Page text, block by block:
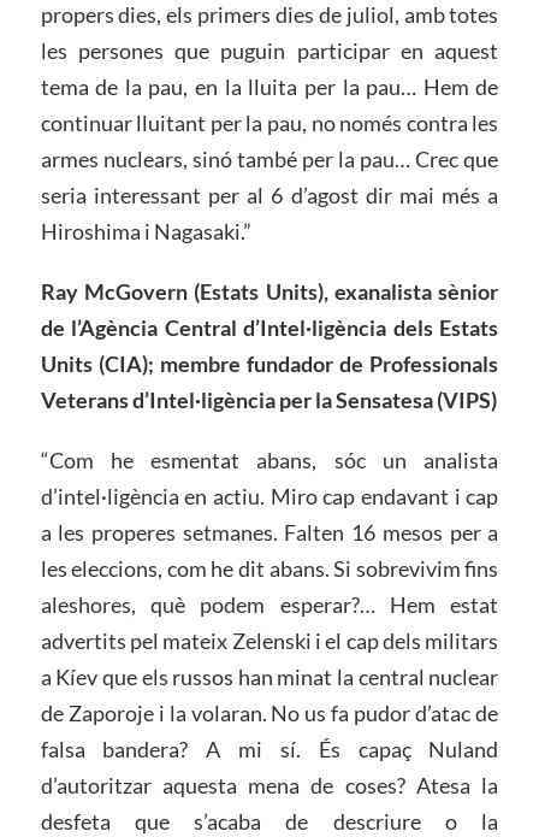
propers dies, els primers dies de juliol, amb totes
les persones que puguin participar en aquest
tema de la pau, en la lluita per la pau… Hem de
continuar lluitant per la pau, no només contra les
armes nuclears, sinó també per la pau… Crec que
seria interessant per al 6 d’agost dir mai més a
Hiroshima i Nagasaki.”
Ray McGovern (Estats Units), exanalista sènior
de l’Agència Central d’Intel·ligència dels Estats
Units (CIA); membre fundador de Professionals
Veterans d’Intel·ligència per la Sensatesa (VIPS)
“Com he esmentat abans, sóc un analista
d’intel·ligència en actiu. Miro cap endavant i cap
a les properes setmanes. Falten 16 mesos per a
les eleccions, com he dit abans. Si sobrevivim fins
aleshores, què podem esperar?… Hem estat
advertits pel mateix Zelenski i el cap dels militars
a Kíev que els russos han minat la central nuclear
de Zaporoje i la volaran. No us fa pudor d’atac de
falsa bandera? A mi sí. És capaç Nuland
d’autoritzar aquesta mena de coses? Atesa la
desfeta que s’acaba de descriure o la